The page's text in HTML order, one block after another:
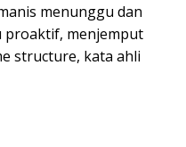
menunggu dan
proaktif, menjemput
structure, kata ahli